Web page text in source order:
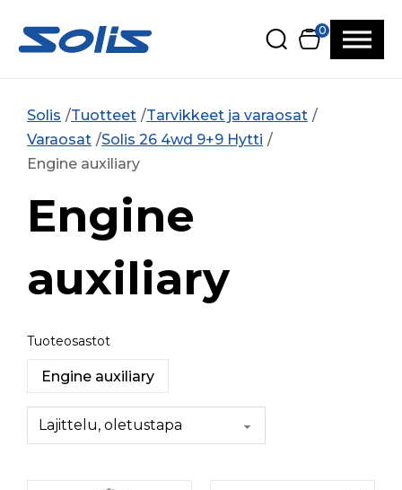
0
Solis Tuotteet
Tarvikkeet ja varaosat
Varaosat Solis 26 4wd 9+9 Hytti
Engine auxiliary
Engine
auxiliary
Tuoteosastot
Engine auxiliary